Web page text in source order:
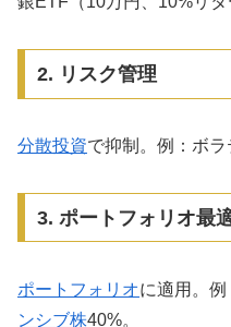
2. リスク管理
分散投資で抑制。例：ボラ
3. ポートフォリオ最
ポートフォリオに適用。例
ンシブ株40%。